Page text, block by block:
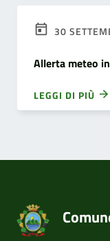
30
Allerta meteo
LEGGI DI PIÙ